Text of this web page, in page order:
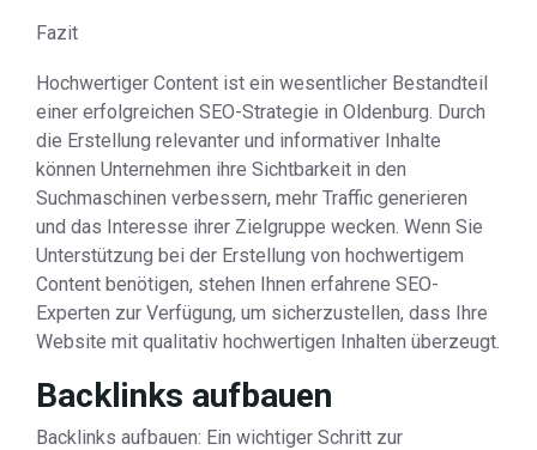
Fazit
Hochwertiger Content ist ein wesentlicher Bestandteil
einer erfolgreichen SEO-Strategie in Oldenburg. Durch
die Erstellung relevanter und informativer Inhalte
können Unternehmen ihre Sichtbarkeit in den
Suchmaschinen verbessern, mehr Traffic generieren
und das Interesse ihrer Zielgruppe wecken. Wenn Sie
Unterstützung bei der Erstellung von hochwertigem
Content benötigen, stehen Ihnen erfahrene SEO-
Experten zur Verfügung, um sicherzustellen, dass Ihre
Website mit qualitativ hochwertigen Inhalten überzeugt.
Backlinks aufbauen
Backlinks aufbauen: Ein wichtiger Schritt zur